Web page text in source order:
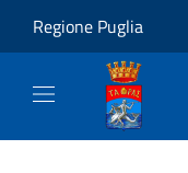
Regione Puglia